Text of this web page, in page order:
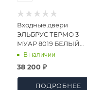
Входные двери
ЭЛЬБРУС ТЕРМО 3
МУАР 8019 БЕЛЫЙ
МАТОВЫЙ
В наличии
38 200 ₽
ПОДРОБНЕЕ